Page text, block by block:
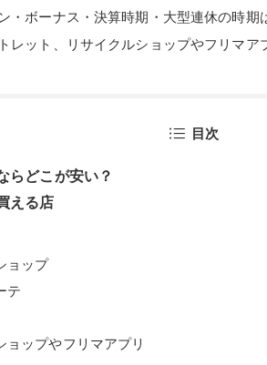
・ボーナス・決算時期・大型連休の時期
レット、リサイクルショップやフリマア
目次
らどこが安い？
える店
ョップ
テ
ョップやフリマアプリ